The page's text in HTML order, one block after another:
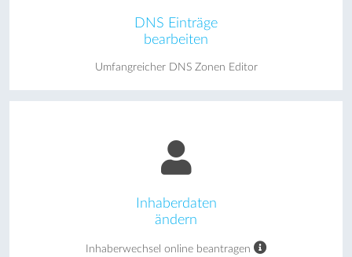
DNS Einträge
bearbeiten
Umfangreicher DNS Zonen Editor
Inhaberdaten
ändern
Inhaberwechsel online beantragen